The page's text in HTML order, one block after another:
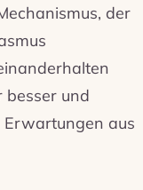
der
besser und
aus